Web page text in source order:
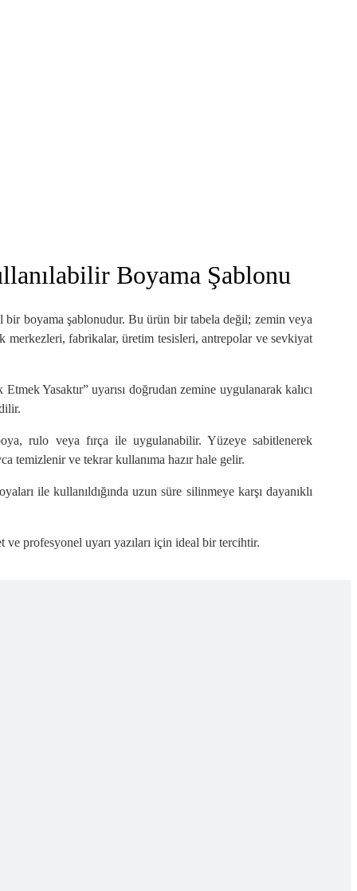
Boyama Şablonu
bir boyama şablonudur. Bu ürün bir tabela değil; zemin veya
merkezleri, fabrikalar, üretim tesisleri, antrepolar ve sevkiyat
Yasaktır” uyarısı doğrudan zemine uygulanarak kalıcı
rulo veya fırça ile uygulanabilir. Yüzeye sabitlenerek
temizlenir ve tekrar kullanıma hazır hale gelir.
ile kullanıldığında uzun süre silinmeye karşı dayanıklı
profesyonel uyarı yazıları için ideal bir tercihtir.